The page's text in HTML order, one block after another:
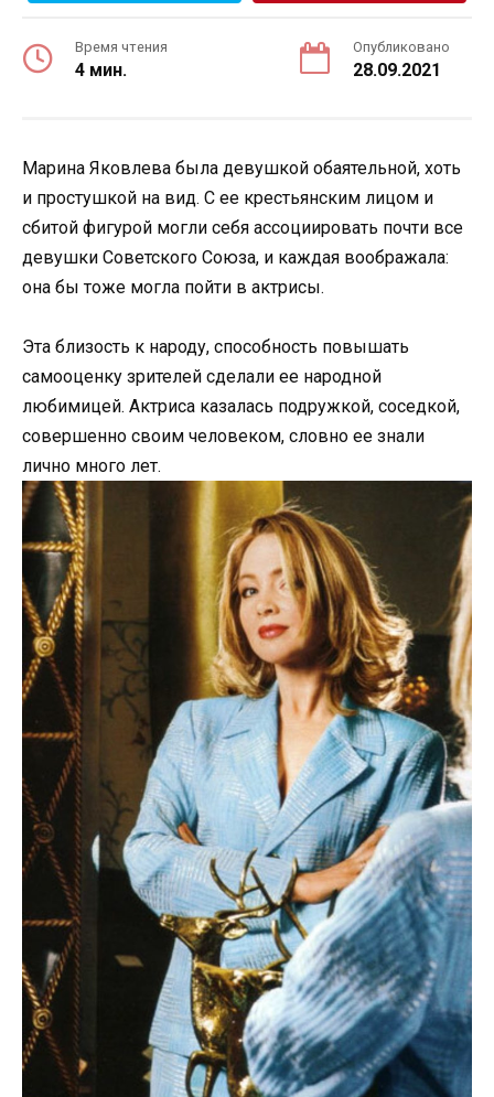
Время чтения
4 мин.
Опубликовано
28.09.2021
Марина Яковлева была девушкой обаятельной, хоть
и простушкой на вид. С ее крестьянским лицом и
сбитой фигурой могли себя ассоциировать почти все
девушки Советского Союза, и каждая воображала:
она бы тоже могла пойти в актрисы.
Эта близость к народу, способность повышать
самооценку зрителей сделали ее народной
любимицей. Актриса казалась подружкой, соседкой,
совершенно своим человеком, словно ее знали
лично много лет.